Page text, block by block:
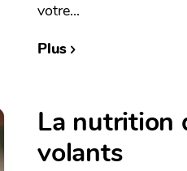
votre...
Plus
La nutrition
volants